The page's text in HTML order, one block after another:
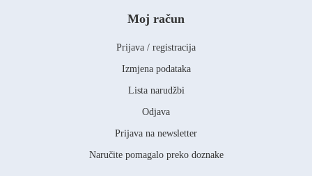
Moj račun
Prijava / registracija
Izmjena podataka
Lista narudžbi
Odjava
Prijava na newsletter
Naručite pomagalo preko doznake